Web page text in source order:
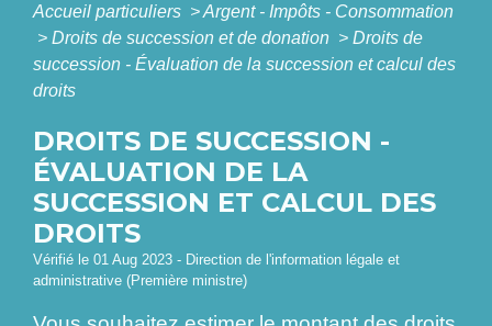
Accueil particuliers >Argent - Impôts - Consommation
> Droits de succession et de donation > Droits de
succession - Évaluation de la succession et calcul des
droits
DROITS DE SUCCESSION -
ÉVALUATION DE LA
SUCCESSION ET CALCUL DES
DROITS
Vérifié le 01 Aug 2023 - Direction de l'information légale et
administrative (Première ministre)